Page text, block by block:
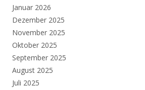
Januar 2026
Dezember 2025
November 2025
Oktober 2025
September 2025
August 2025
Juli 2025